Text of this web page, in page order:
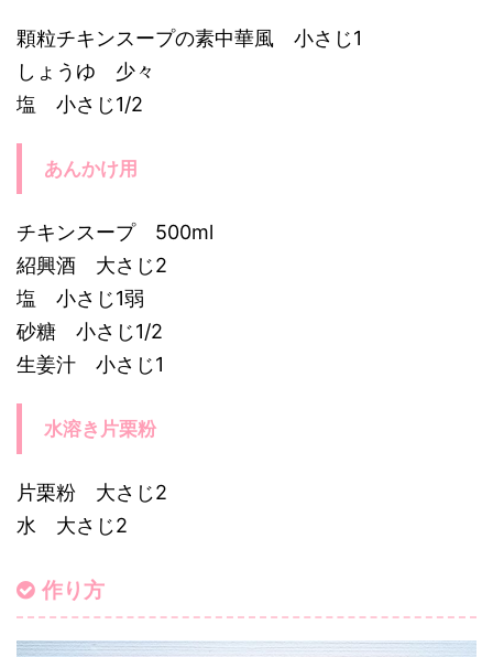
顆粒チキンスープの素中華風 小さじ1
しょうゆ 少々
塩 小さじ1/2
あんかけ用
チキンスープ 500ml
紹興酒 大さじ2
塩 小さじ1弱
砂糖 小さじ1/2
生姜汁 小さじ1
水溶き片栗粉
片栗粉 大さじ2
水 大さじ2
作り方